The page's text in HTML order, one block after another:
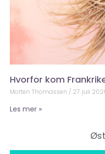
Hvorfor kom
Morten Thomassen 27. juli
Les mer »